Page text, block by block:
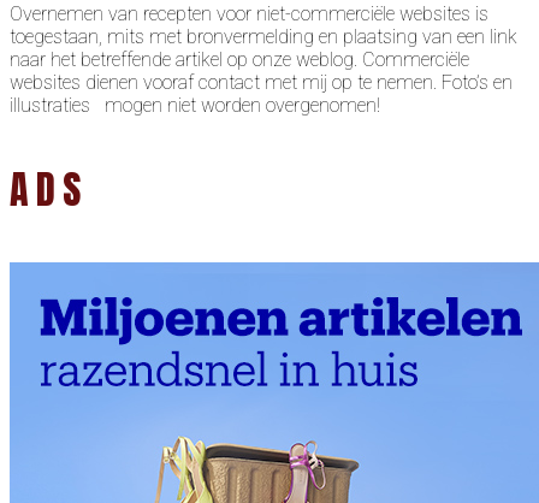
Overnemen van recepten voor niet-commerciële websites is
toegestaan, mits met bronvermelding en plaatsing van een link
naar het betreffende artikel op onze weblog. Commerciële
websites dienen vooraf contact met mij op te nemen. Foto’s en
illustraties mogen niet worden overgenomen!
ADS